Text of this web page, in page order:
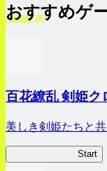
おすすめゲ
百花繚乱 剣姫ク
美しき剣姫たちと
Start